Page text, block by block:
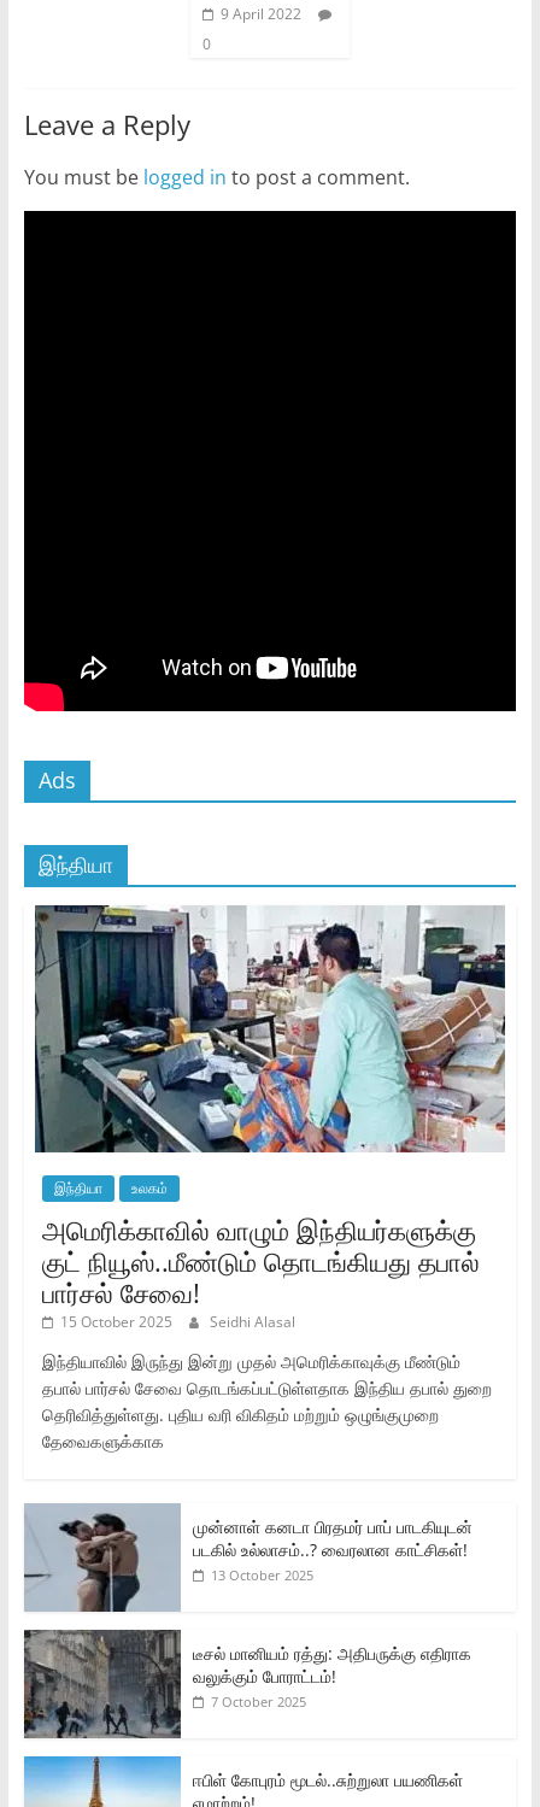
9 April 2022
0
Leave a Reply
You must be logged in to post a comment.
Ads
இந்தியா
இந்தியா உலகம்
அமெரிக்காவில் வாழும் இந்தியர்களுக்கு
குட் நியூஸ்..மீண்டும் தொடங்கியது தபால்
பார்சல் சேவை!
15 October 2025 Seidhi Alasal
இந்தியாவில் இருந்து இன்று முதல் அமெரிக்காவுக்கு மீண்டும்
தபால் பார்சல் சேவை தொடங்கப்பட்டுள்ளதாக இந்திய தபால் துறை
தெரிவித்துள்ளது. புதிய வரி விகிதம் மற்றும் ஒழுங்குமுறை
தேவைகளுக்காக
முன்னாள் கனடா பிரதமர் பாப் பாடகியுடன்
படகில் உல்லாசம்..? வைரலான காட்சிகள்!
13 October 2025
டீசல் மானியம் ரத்து: அதிபருக்கு எதிராக
வலுக்கும் போராட்டம்!
7 October 2025
ஈபிள் கோபுரம் மூடல்..சுற்றுலா பயணிகள்
ஏமாற்றம்!